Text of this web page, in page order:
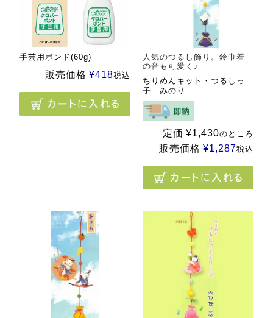
手芸用ボンド(60g)
販売価格 ¥418税込
人気のつるし飾り。鈴巾着
の音も可愛く♪
ちりめんキット・つるしっ
子 みのり
定価 ¥1,430のところ
販売価格 ¥1,287税込